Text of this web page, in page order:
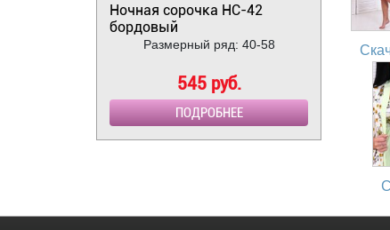
Ночная сорочка НС-42
бордовый
Размерный ряд: 40-58
545 руб.
ПОДРОБНЕЕ